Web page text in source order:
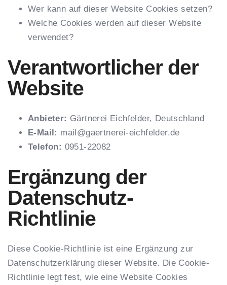
Wer kann auf dieser Website Cookies setzen?
Welche Cookies werden auf dieser Website
verwendet?
Verantwortlicher der
Website
Anbieter: Gärtnerei Eichfelder, Deutschland
E-Mail: mail@gaertnerei-eichfelder.de
Telefon: 0951-22082
Ergänzung der
Datenschutz-
Richtlinie
Diese Cookie-Richtlinie ist eine Ergänzung zur
Datenschutzerklärung dieser Website. Die Cookie-
Richtlinie legt fest, wie eine Website Cookies